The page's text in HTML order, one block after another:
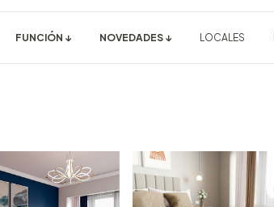
FUNCIÓN ↓ NOVEDADES ↓ LOCALES